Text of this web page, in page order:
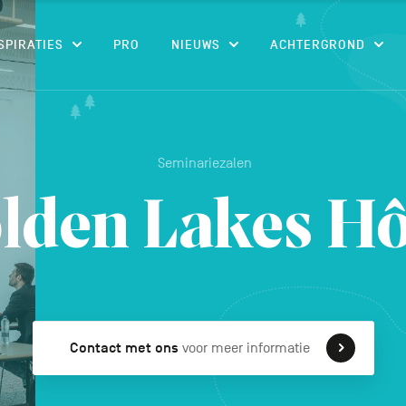
PRO NIEUWS ACHTERGROND
Seminariezalen
Lakes
Contact met ons voor meer informatie